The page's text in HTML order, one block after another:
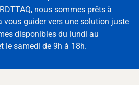
nous sommes prêts à
vous guider vers une solution juste
disponibles du lundi au
le samedi de 9h à 18h.